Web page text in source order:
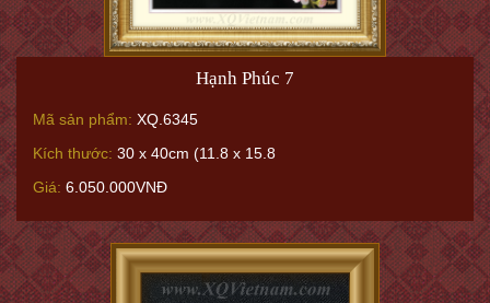
Hạnh Phúc 7
Mã sản phẩm: XQ.6345
Kích thước: 30 x 40cm (11.8 x 15.8
Giá: 6.050.000VNĐ